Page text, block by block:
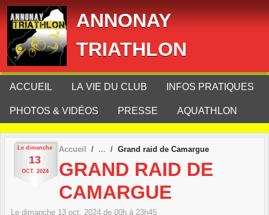
ANNONAY
TRIATHLON
ACCUEIL LA VIE DU CLUB INFOS PRATIQUES
PHOTOS & VIDÉOS PRESSE AQUATHLON
Le dimanche
13
OCT. 2024
Accueil Grand raid de Camargue
GRAND RAID DE
CAMARGUE
Le dimanche 13 oct. 2024 de 00h à 23h45
Panneau de gestion des cookies